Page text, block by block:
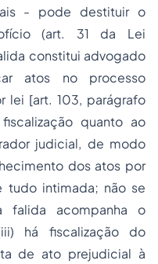
- pode destituir o
(art. 31 da Lei
constitui advogado
atos no processo
lei [art. 103, parágrafo
quanto ao
judicial, de modo
dos atos por
tudo intimada; não se
acompanha o
há fiscalização do
de ato prejudicial à